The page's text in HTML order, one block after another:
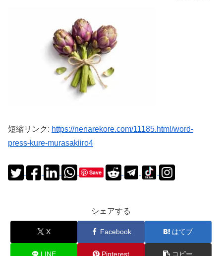
短縮リンク: https://nenarekore.com/11185.html/word-
press-kure-murasakiiro4
Save
シェアする
X Facebook はてブ
LINE Pinterest コピー